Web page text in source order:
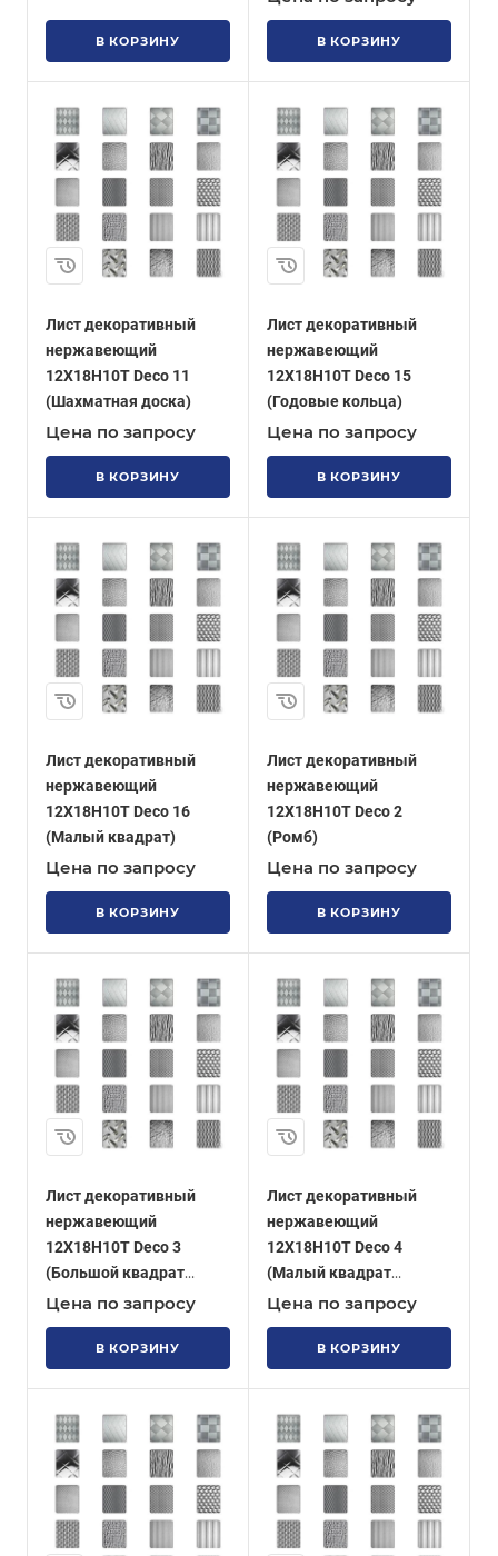
В КОРЗИНУ В КОРЗИНУ
Лист декоративный
нержавеющий
12Х18Н10Т Deco 11
(Шахматная доска)
Цена по запросу
В КОРЗИНУ
Лист декоративный
нержавеющий
12Х18Н10Т Deco 15
(Годовые кольца)
Цена по запросу
В КОРЗИНУ
Лист декоративный
нержавеющий
12Х18Н10Т Deco 16
(Малый квадрат)
Цена по запросу
В КОРЗИНУ
Лист декоративный
нержавеющий
12Х18Н10Т Deco 2
(Ромб)
Цена по запросу
В КОРЗИНУ
Лист декоративный
нержавеющий
12Х18Н10Т Deco 3
(Большой квадрат
позитив)
Цена по запросу
В КОРЗИНУ
Лист декоративный
нержавеющий
12Х18Н10Т Deco 4
(Малый квадрат
негатив)
Цена по запросу
В КОРЗИНУ